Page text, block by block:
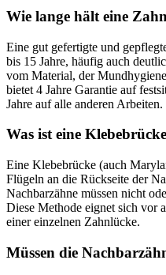
Wie lange hält eine
Eine gut gefertigte und
bis 15 Jahre, häufig auch
vom Material, der
bietet 4 Jahre Garantie auf
Jahre auf alle anderen Arbeiten.
Was ist eine
Eine Klebebrücke (auch
Flügeln an die Rückseite der
Nachbarzähne müssen nicht
Diese Methode eignet sich vor
einer einzelnen Zahnlücke.
Müssen die